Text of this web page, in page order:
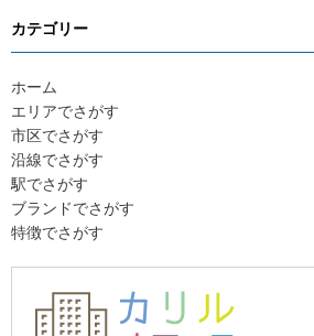
カテゴリー
ホーム
エリアでさがす
市区でさがす
沿線でさがす
駅でさがす
ブランドでさがす
特徴でさがす